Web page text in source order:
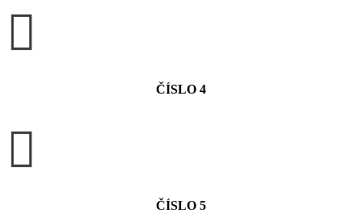

ČÍSLO 4

ČÍSLO 5